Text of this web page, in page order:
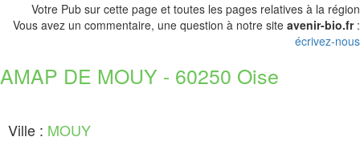
Votre Pub sur cette page et toutes les pages relatives à la région
Vous avez un commentaire, une question à notre site avenir-bio.fr:
écrivez-nous
AMAP DE MOUY - 60250 Oise
Ville : MOUY